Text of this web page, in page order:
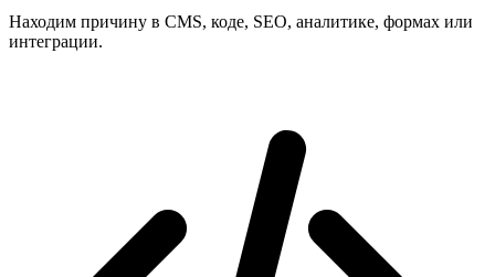
Находим причину в CMS, коде, SEO, аналитике, формах или
интеграции.